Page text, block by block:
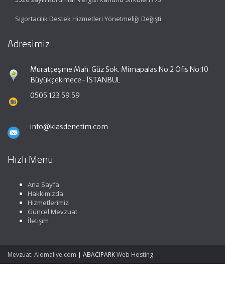
Sigortacılık Destek Hizmetleri Yönetmeliği Değişti
Adresimiz
Muratçeşme Mah. Güz Sok. Mimapalas No:2 Ofis No:10
Büyükçekmece- İSTANBUL
0505 123 59 59
info@klasdenetim.com
Hızlı Menü
Ana Sayfa
Hakkımızda
Hizmetlerimiz
Güncel Mevzuat
İletişim
Mevzuat: Alomaliye.com | ABACIPARKWeb Hosting